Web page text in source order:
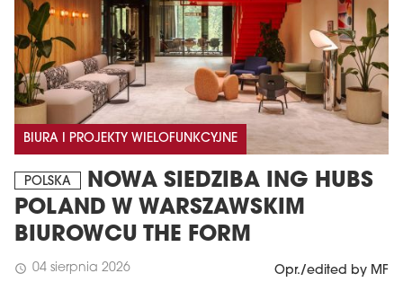
BIURA I PROJEKTY WIELOFUNKCYJNE
POLSKA
NOWA SIEDZIBA ING HUBS
POLAND W WARSZAWSKIM
BIUROWCU THE FORM
schedule 04 sierpnia 2026 Opr./edited by MF